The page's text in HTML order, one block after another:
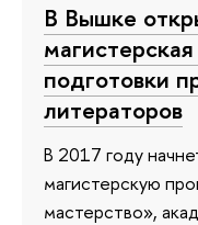
В Вышке
подготовки
литераторов
В 2017 году
магистерскую
мастерство»,